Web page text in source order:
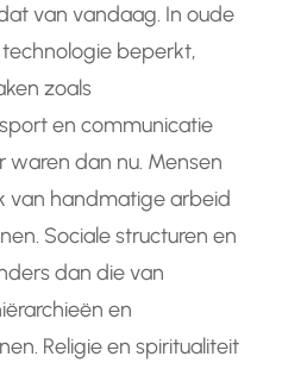
van vandaag. In oude
beperkt,
zoals
en communicatie
waren dan nu. Mensen
van handmatige arbeid
Sociale structuren en
dan die van
en
Religie en spiritualiteit